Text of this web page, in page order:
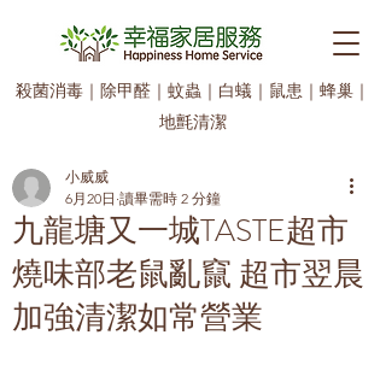
殺菌消毒｜ 除甲醛｜ 蚊蟲 ｜ 白蟻｜ 鼠患 ｜ 蜂巢｜
地氈清潔
九龍塘又一城TASTE超市
燒味部老鼠亂竄 超市翌晨
加強清潔如常營業
小威威
6月20日 讀畢需時 2 分鐘